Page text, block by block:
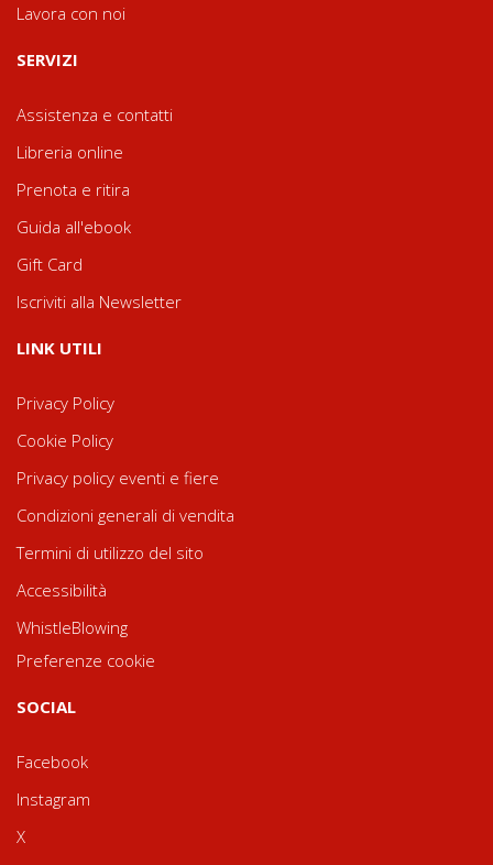
Lavora con noi
SERVIZI
Assistenza e contatti
Libreria online
Prenota e ritira
Guida all'ebook
Gift Card
Iscriviti alla Newsletter
LINK UTILI
Privacy Policy
Cookie Policy
Privacy policy eventi e fiere
Condizioni generali di vendita
Termini di utilizzo del sito
Accessibilità
WhistleBlowing
Preferenze cookie
SOCIAL
Facebook
Instagram
X